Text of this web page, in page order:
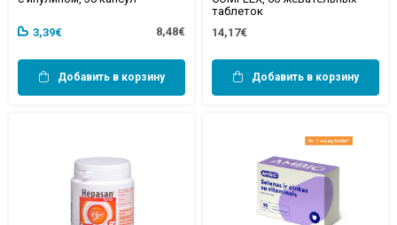
3,39€ 8,48€
Добавить в корзину
таблеток
14,17€
Добавить в корзину